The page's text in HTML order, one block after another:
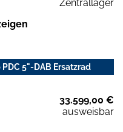
Zentrallager
5"-DAB Ersatzrad
33.599,00 €
ausweisbar